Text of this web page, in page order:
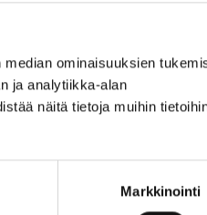
ominaisuuksien
ja analytiikka-alan
näitä tietoja muihin
Markkinointi